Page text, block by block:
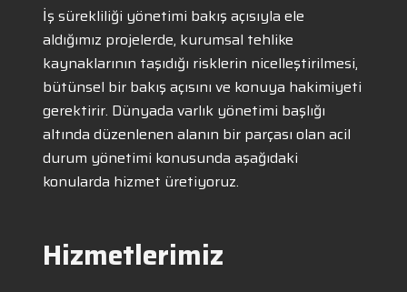
İş sürekliliği yönetimi bakış açısıyla ele
aldığımız projelerde, kurumsal tehlike
kaynaklarının taşıdığı risklerin nicelleştirilmesi,
bütünsel bir bakış açısını ve konuya hakimiyeti
gerektirir. Dünyada varlık yönetimi başlığı
altında düzenlenen alanın bir parçası olan acil
durum yönetimi konusunda aşağıdaki
konularda hizmet üretiyoruz.
Hizmetlerimiz